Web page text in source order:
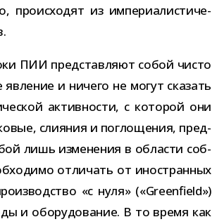
про­ис­хо­дят из импе­ри­а­ли­сти­че­
ПИИ пред­став­ляют собой чисто
явле­ние и ничего не могут ска­зать
актив­но­сти, с кото­рой они
сли­я­ния и погло­ще­ния, пред­
лишь изме­не­ния в обла­сти соб­
отли­чать от ино­стран­ных
«с нуля» («Greenfield»)
и обо­ру­до­ва­ние. В то время как